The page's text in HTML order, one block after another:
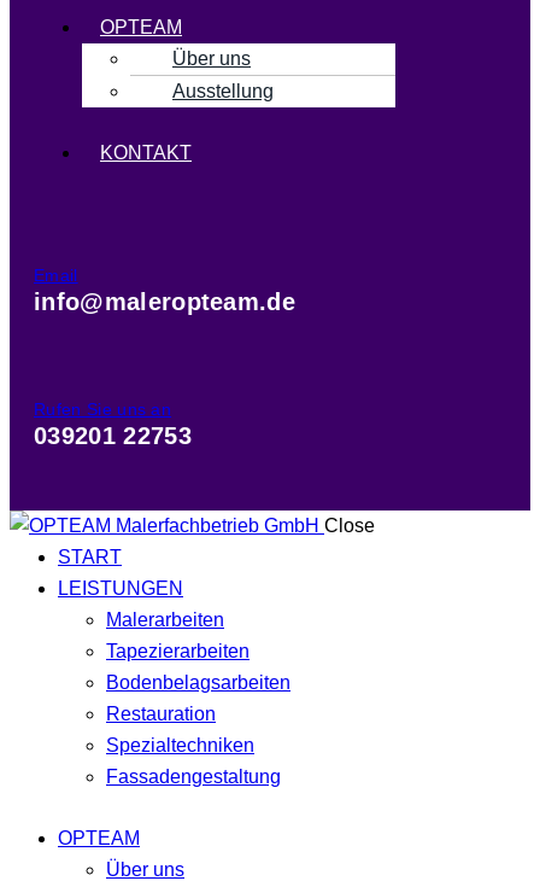
OPTEAM
Über uns
Ausstellung
KONTAKT
Email
info@maleropteam.de
Rufen Sie uns an
039201 22753
Close
START
LEISTUNGEN
Malerarbeiten
Tapezierarbeiten
Bodenbelagsarbeiten
Restauration
Spezialtechniken
Fassadengestaltung
OPTEAM
Über uns